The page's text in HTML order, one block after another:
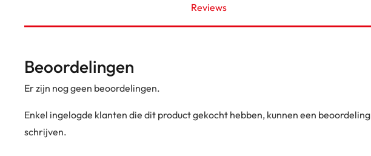
Reviews
Beoordelingen
Er zijn nog geen beoordelingen.
Enkel ingelogde klanten die dit product gekocht hebben, kunnen een beoordeling
schrijven.